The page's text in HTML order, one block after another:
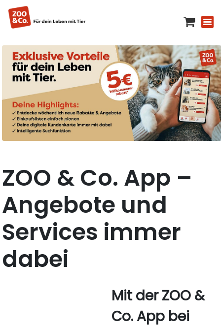
ZOO & Co. App –
Angebote und
Services immer
dabei
Mit der ZOO &
Co. App bei